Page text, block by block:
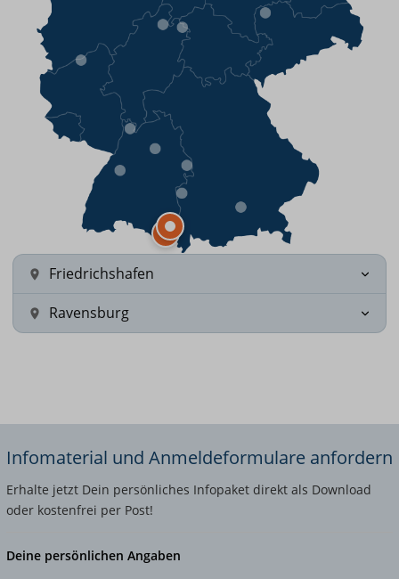
Friedrichshafen
Ravensburg
Infomaterial und Anmeldeformulare anfordern
Erhalte jetzt Dein persönliches Infopaket direkt als Download
oder kostenfrei per Post!
Deine persönlichen Angaben